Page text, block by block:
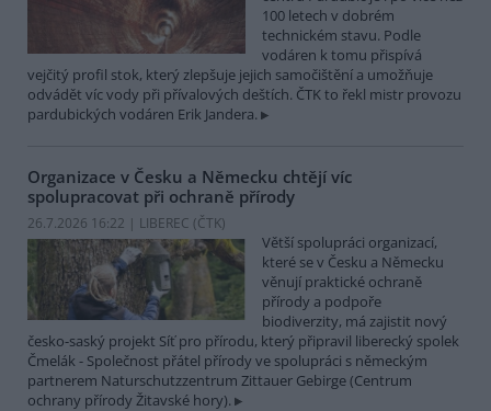
100 letech v dobrém
technickém stavu. Podle
vodáren k tomu přispívá
vejčitý profil stok, který zlepšuje jejich samočištění a umožňuje
odvádět víc vody při přívalových deštích. ČTK to řekl mistr provozu
pardubických vodáren Erik Jandera.
Organizace v Česku a Německu chtějí víc
spolupracovat při ochraně přírody
26.7.2026 16:22 | LIBEREC (ČTK)
Větší spolupráci organizací,
které se v Česku a Německu
věnují praktické ochraně
přírody a podpoře
biodiverzity, má zajistit nový
česko-saský projekt Síť pro přírodu, který připravil liberecký spolek
Čmelák - Společnost přátel přírody ve spolupráci s německým
partnerem Naturschutzzentrum Zittauer Gebirge (Centrum
ochrany přírody Žitavské hory).